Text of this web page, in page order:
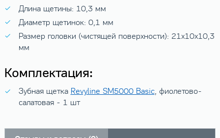
Длина щетины: 10,3 мм
Диаметр щетинок: 0,1 мм
Размер головки (чистящей поверхности): 21х10х10,3
мм
Комплектация:
Зубная щетка Revyline SM5000 Basic, фиолетово-
салатовая - 1 шт